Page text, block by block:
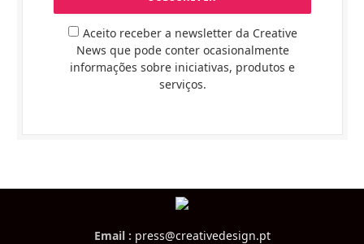
Aceito receber a newsletter da Creative
News que pode conter ocasionalmente
informações sobre iniciativas, produtos e
serviços.
Email : press@creativedesign.pt